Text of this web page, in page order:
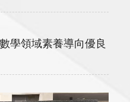
學領域素養導向優良